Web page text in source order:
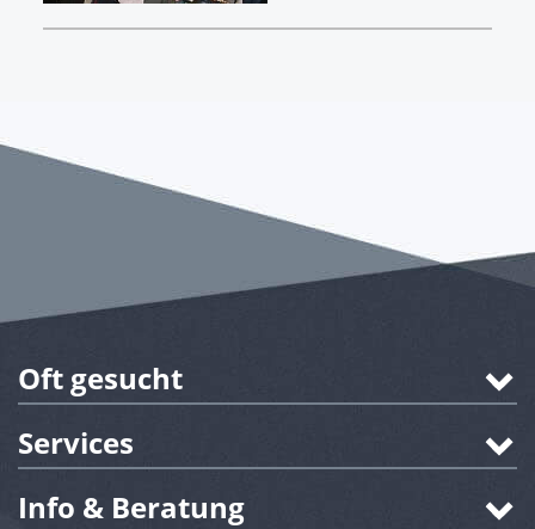
Oft gesucht
Services
Info & Beratung